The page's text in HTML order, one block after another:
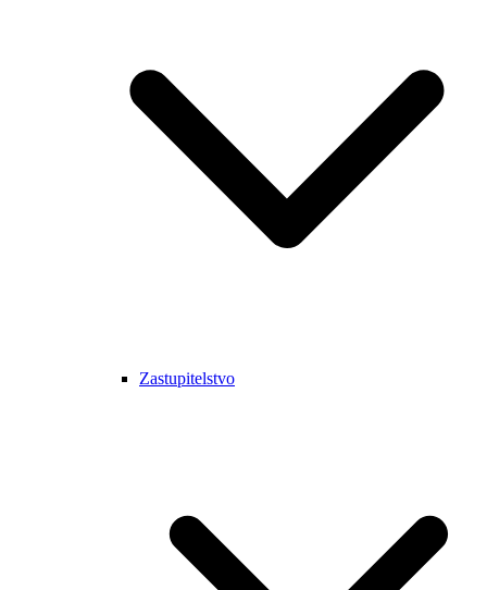
Zastupitelstvo